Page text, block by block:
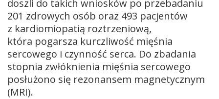
doszli do takich wniosków po przebadaniu
201 zdrowych osób oraz 493 pacjentów
z kardiomiopatią roztrzeniową,
która pogarsza kurczliwość mięśnia
sercowego i czynność serca. Do zbadania
stopnia zwłóknienia mięśnia sercowego
posłużono się rezonansem magnetycznym
(MRI).